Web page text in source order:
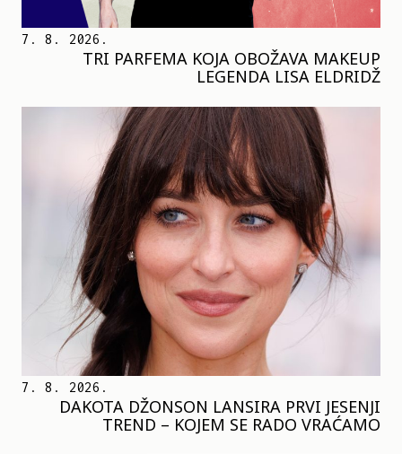
7. 8. 2026.
TRI PARFEMA KOJA OBOŽAVA MAKEUP
LEGENDA LISA ELDRIDŽ
7. 8. 2026.
DAKOTA DŽONSON LANSIRA PRVI JESENJI
TREND – KOJEM SE RADO VRAĆAMO